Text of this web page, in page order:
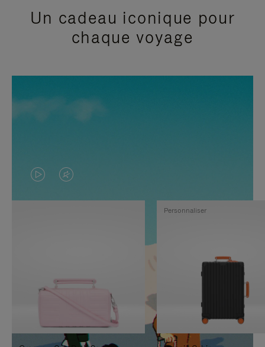
Un cadeau iconique pour
chaque voyage
LA
VIDÉO
PAUSE,
APPUYEZ
SUR
LE
SON
DÉSACTIVÉ.
VEUILLEZ
Personnaliser